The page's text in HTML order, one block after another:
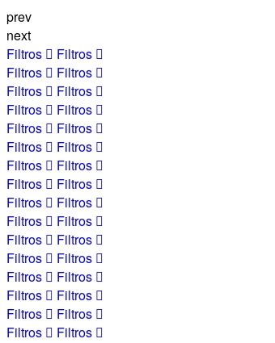
prev
next
Filtros
Filtros
Filtros
Filtros
Filtros
Filtros
Filtros
Filtros
Filtros
Filtros
Filtros
Filtros
Filtros
Filtros
Filtros
Filtros
Filtros
Filtros
Filtros
Filtros
Filtros
Filtros
Filtros
Filtros
Filtros
Filtros
Filtros
Filtros
Filtros
Filtros
Filtros
Filtros